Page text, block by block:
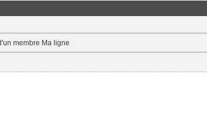
membre Ma ligne